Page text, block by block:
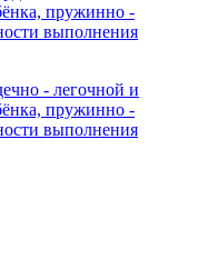
- легочной и
пружинно -
выполнения